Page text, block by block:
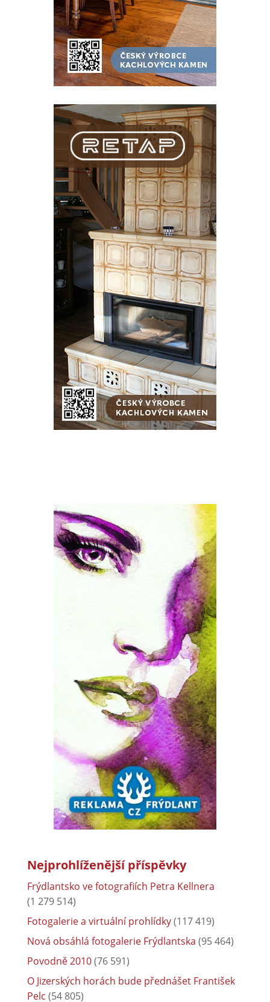
Nejprohlíženější příspěvky
Frýdlantsko ve fotografiích Petra Kellnera
(1 279 514)
Fotogalerie a virtuální prohlídky(117 419)
Nová obsáhlá fotogalerie Frýdlantska (95 464)
Povodně 2010(76 591)
O Jizerských horách bude přednášet František
Pelc (54 805)